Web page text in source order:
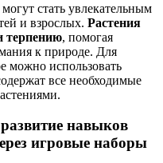
стать увлекательным
и взрослых. Растения
терпению, помогая
к природе. Для
можно использовать
все необходимые
навыков
игровые наборы